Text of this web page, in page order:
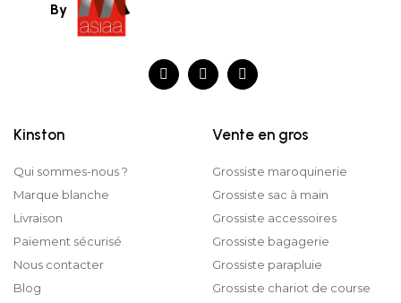
By
Kinston
Qui sommes-nous ?
Marque blanche
Livraison
Paiement sécurisé
Nous contacter
Blog
Vente en gros
Grossiste maroquinerie
Grossiste sac à main
Grossiste accessoires
Grossiste bagagerie
Grossiste parapluie
Grossiste chariot de course